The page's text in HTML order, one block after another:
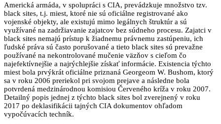
Americká armáda, v spolupráci s CIA, prevádzkuje množstvo tzv.
black sites, t.j. miest, ktoré nie sú oficiálne registrované ako
vojenské objekty, ale existujú mimo legálnych štruktúr a sú
využívané na zadržiavanie zajatcov bez súdneho procesu. Zajatci v
black sites nemajú prístup k žiadnemu právnemu zastúpeniu, ich
ľudské práva sú často porušované a tieto black sites sú prevažne
používané na nekontrolované mučenie väzňov s cieľom čo
najefektívnejšie a najrýchlejšie získať informácie. Existencia týchto
miest bola prvýkrát oficiálne priznaná Georgeom W. Bushom, ktorý
sa v roku 2006 preriekol pri svojom prejave a následne bola
potvrdená medzinárodnou komisiou Červeného kríža v roku 2007.
Detailný popis jednej z týchto black sites bol zverejnený v roku
2017 po deklasifikácii tajných CIA dokumentov ohľadom
vypočúvacích techník.